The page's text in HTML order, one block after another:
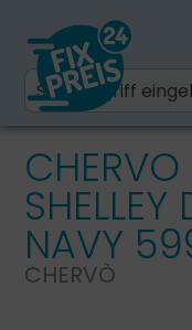
NAVY
CHERVÒ